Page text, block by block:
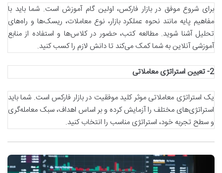
برای شروع موفق در بازار فارکس، اولین گام آموزش است. شما باید با
مفاهیم پایه مانند نحوه عملکرد بازار، نوع معاملات، ریسک‌ها و راه‌های
تحلیل آشنا شوید. مطالعه کتب، حضور در کلاس‌ها و استفاده از منابع
آموزشی آنلاین به شما کمک می‌کند تا دانش لازم را کسب کنید.
2- تعیین استراتژی معاملاتی
یک استراتژی معاملاتی موثر کلید موفقیت در بازار فارکس است. شما باید
استراتژی‌های مختلف را آزمایش کرده و بر اساس اهداف، سبک معامله‌گری
و سطح تجربه خود، استراتژی مناسب را انتخاب کنید.